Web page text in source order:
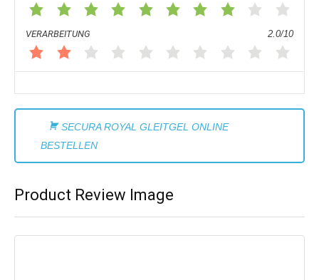
VERARBEITUNG 2.0/10
SECURA ROYAL GLEITGEL ONLINE
BESTELLEN
Product Review Image